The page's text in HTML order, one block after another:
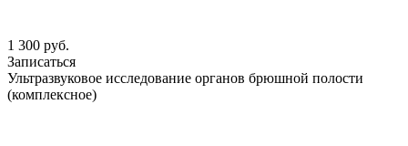
1 300 руб.
Записаться
Ультразвуковое исследование органов брюшной полости
(комплексное)